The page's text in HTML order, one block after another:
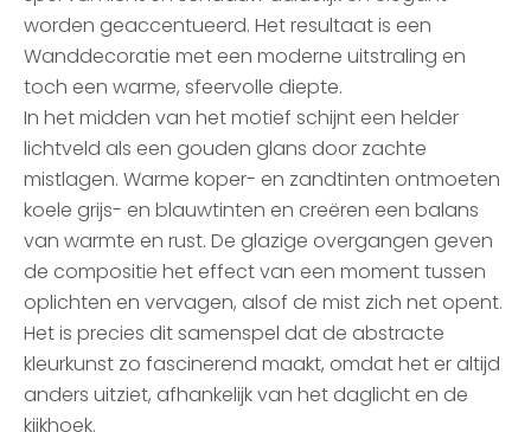
worden geaccentueerd. Het resultaat is een
Wanddecoratie met een moderne uitstraling en
toch een warme, sfeervolle diepte.
In het midden van het motief schijnt een helder
lichtveld als een gouden glans door zachte
mistlagen. Warme koper- en zandtinten ontmoeten
koele grijs- en blauwtinten en creëren een balans
van warmte en rust. De glazige overgangen geven
de compositie het effect van een moment tussen
oplichten en vervagen, alsof de mist zich net opent.
Het is precies dit samenspel dat de abstracte
kleurkunst zo fascinerend maakt, omdat het er altijd
anders uitziet, afhankelijk van het daglicht en de
kijkhoek.